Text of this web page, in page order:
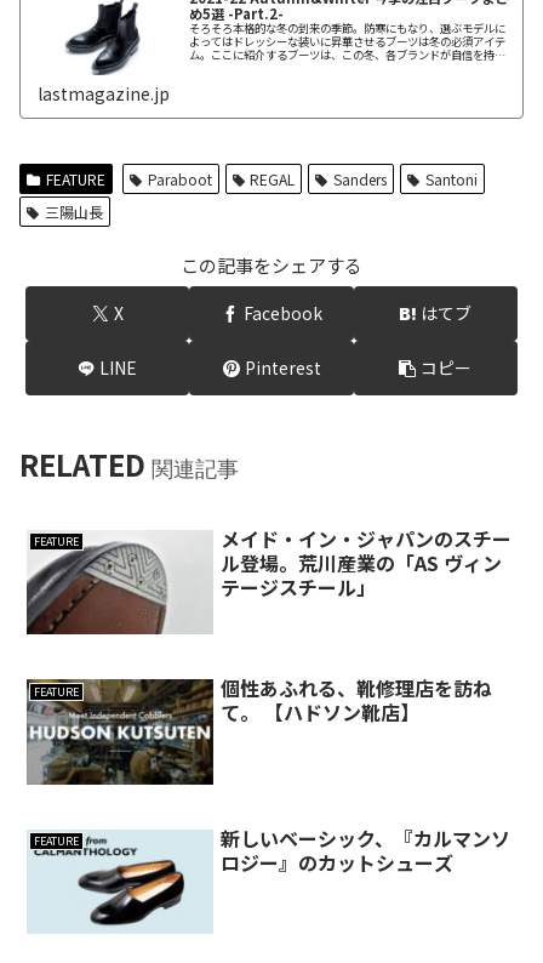
め5選 -Part.2-
そろそろ本格的な冬の到来の季節。防寒にもなり、選ぶモデルに
よってはドレッシーな装いに昇華させるブーツは冬の必須アイテ
ム。ここに紹介するブーツは、この冬、各ブランドが自信を持っ
lastmagazine.jp
FEATURE Paraboot REGAL Sanders
Santoni
三陽山長
この記事をシェアする
X Facebook はてブ
LINE Pinterest コピー
RELATED 関連記事
FEATURE
メイド・イン・ジャパンのスチー
ル登場。荒川産業の「AS ヴィン
テージスチール」
FEATURE
個性あふれる、靴修理店を訪ね
て。 【ハドソン靴店】
FEATURE
新しいベーシック、『カルマンソ
ロジー』のカットシューズ